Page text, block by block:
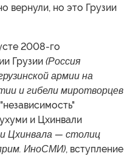
вернули, но это Грузии
2008-го
Грузии (Россия
армии на
и гибели миротворцев
и Цхинвали
и Цхинвала — столиц
ИноСМИ), вступление